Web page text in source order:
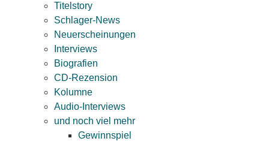
Titelstory
Schlager-News
Neuerscheinungen
Interviews
Biografien
CD-Rezension
Kolumne
Audio-Interviews
und noch viel mehr
Gewinnspiel